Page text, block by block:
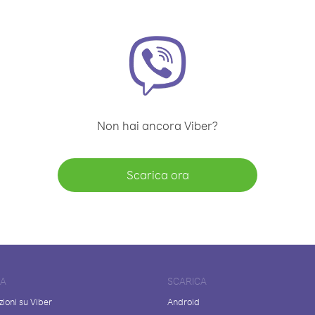
Non hai ancora Viber?
Scarica ora
su Viber
SCARICA
Android